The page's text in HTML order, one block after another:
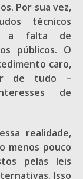
Por sua vez,
técnicos
a falta de
públicos. O
caro,
de tudo –
de
realidade,
menos pouco
pelas leis
Isso